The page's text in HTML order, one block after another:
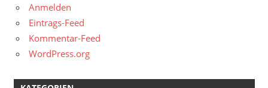
Anmelden
Eintrags-Feed
Kommentar-Feed
WordPress.org